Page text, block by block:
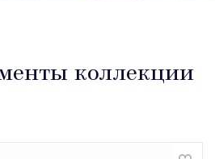
коллекции